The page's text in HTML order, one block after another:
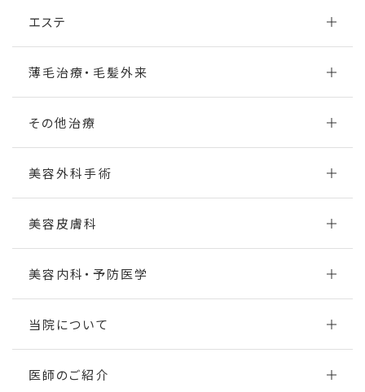
エステ
薄毛治療・毛髪外来
その他治療
美容外科手術
美容皮膚科
美容内科・予防医学
当院について
医師のご紹介